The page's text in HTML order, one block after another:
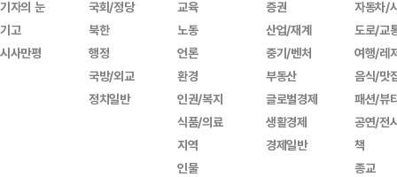
기자의 눈
기고
시사만평
국회/정당
북한
행정
국방/외교
정치일반
교육
노동
언론
환경
인권/복지
식품/의료
지역
인물
증권
산업/재계
중기/벤처
부동산
글로벌경제
생활경제
경제일반
자동차/
도로/교
여행/레
음식/맛
패션/뷰
공연/전
책
종교